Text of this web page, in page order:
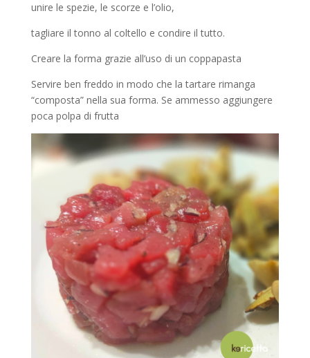
unire le spezie, le scorze e l’olio,
tagliare il tonno al coltello e condire il tutto.
Creare la forma grazie all’uso di un coppapasta
Servire ben freddo in modo che la tartare rimanga
“composta” nella sua forma. Se ammesso aggiungere
poca polpa di frutta